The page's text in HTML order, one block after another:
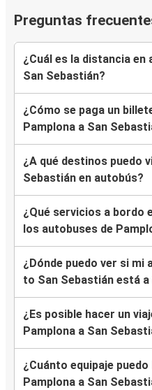
Preguntas
¿Cuál es la distancia en
San Sebastián?
¿Cómo se paga un
Pamplona a San
¿A qué destinos puedo
Sebastián en autobús?
¿Qué servicios a bordo
los autobuses de
¿Dónde puedo ver si mi
to San Sebastián está
¿Es posible hacer un
Pamplona a San
¿Cuánto equipaje
Pamplona a San